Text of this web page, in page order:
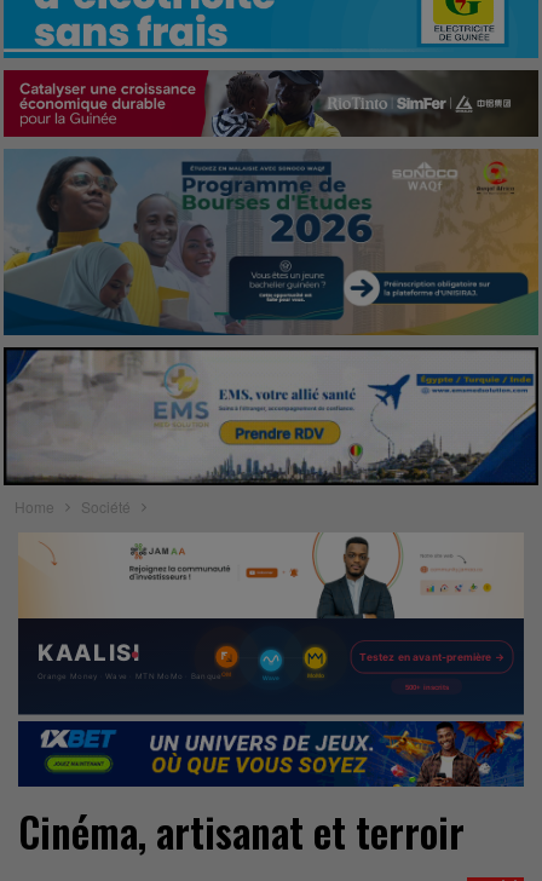
Home Société
Cinéma, artisanat et terroir